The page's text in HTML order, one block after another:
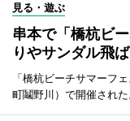
見る・遊ぶ
串本で「橋杭ビ
りやサンダル飛
「橋杭ビーチサマーフ
町鬮野川）で開催された